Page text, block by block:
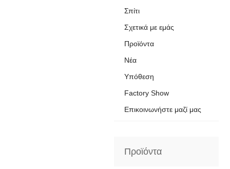
Σπίτι
Σχετικά με εμάς
Προϊόντα
Νέα
Υπόθεση
Factory Show
Επικοινωνήστε μαζί μας
Προϊόντα